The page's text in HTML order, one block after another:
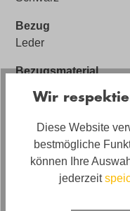
Bezug
Leder
Bezugsmaterial
Leder Ecksofa inkl.
Polstermaterial
Schaumstoff
Wir
Diese Website
bestmögliche
können Ihre
jederzeit